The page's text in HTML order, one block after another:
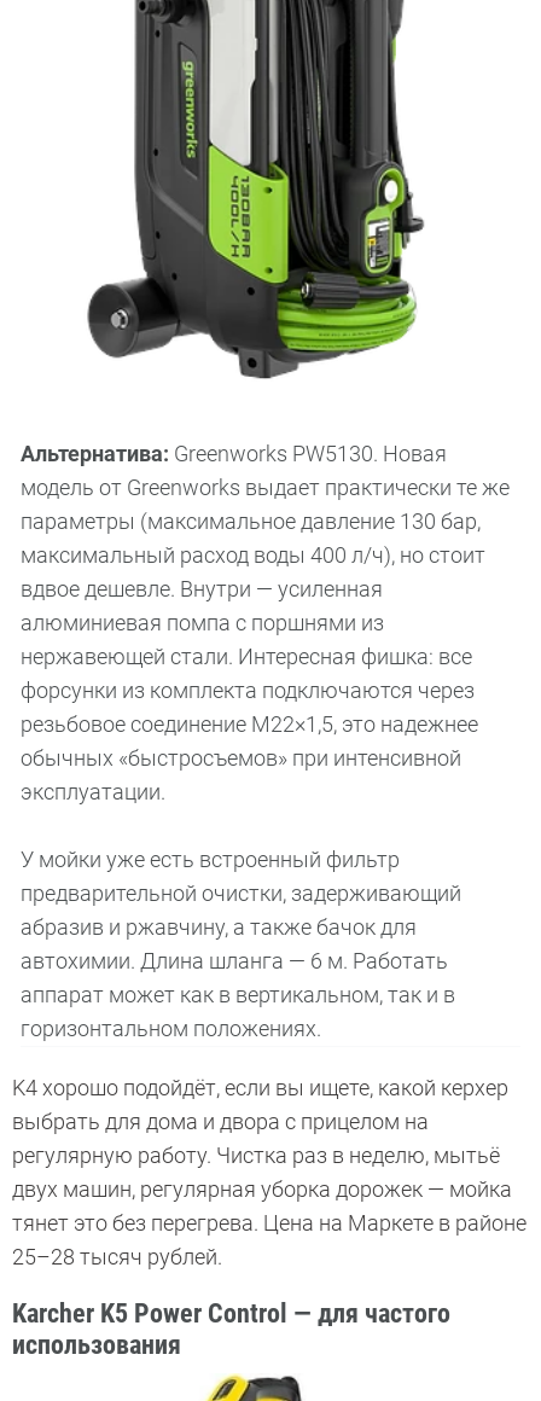
Альтернатива: Greenworks PW5130. Новая
модель от Greenworks выдает практически те же
параметры (максимальное давление 130 бар,
максимальный расход воды 400 л/ч), но стоит
вдвое дешевле. Внутри — усиленная
алюминиевая помпа с поршнями из
нержавеющей стали. Интересная фишка: все
форсунки из комплекта подключаются через
резьбовое соединение М22×1,5, это надежнее
обычных «быстросъемов» при интенсивной
эксплуатации.
У мойки уже есть встроенный фильтр
предварительной очистки, задерживающий
абразив и ржавчину, а также бачок для
автохимии. Длина шланга — 6 м. Работать
аппарат может как в вертикальном, так и в
горизонтальном положениях.
K4 хорошо подойдёт, если вы ищете, какой керхер
выбрать для дома и двора с прицелом на
регулярную работу. Чистка раз в неделю, мытьё
двух машин, регулярная уборка дорожек — мойка
тянет это без перегрева. Цена на Маркете в районе
25–28 тысяч рублей.
Karcher K5 Power Control — для частого
использования